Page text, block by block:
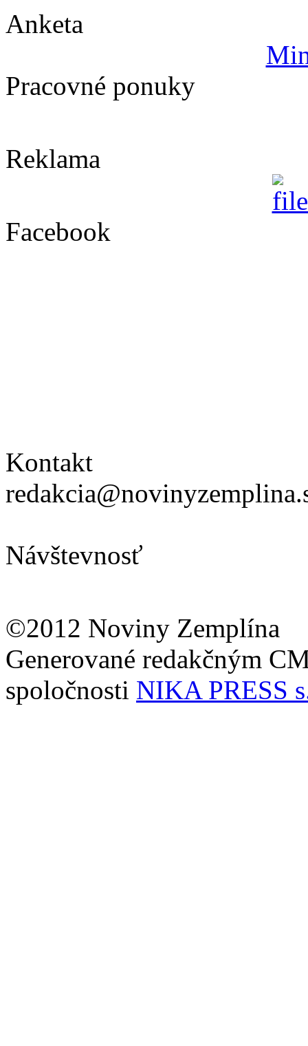
Anketa
Pracovné ponuky
Reklama
Facebook
Kontakt
Návštevnosť
©2012 Noviny Zemplína
Generované redakčným
spoločnosti NIKA PRESS